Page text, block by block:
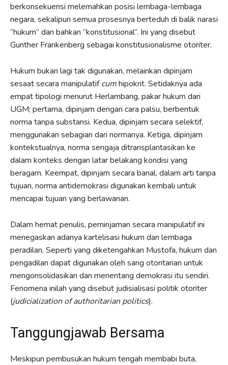
berkonsekuensi melemahkan posisi lembaga-lembaga
negara, sekalipun semua prosesnya berteduh di balik narasi
“hukum” dan bahkan “konstitusional”. Ini yang disebut
Gunther Frankenberg sebagai konstitusionalisme otoriter.
Hukum bukan lagi tak digunakan, melainkan dipinjam
sesaat secara manipulatifcumhipokrit. Setidaknya ada
empat tipologi menurut Herlambang, pakar hukum dari
UGM; pertama, dipinjam dengan cara palsu, berbentuk
norma tanpa substansi. Kedua, dipinjam secara selektif,
menggunakan sebagian dari normanya. Ketiga, dipinjam
kontekstualnya, norma sengaja ditransplantasikan ke
dalam konteks dengan latar belakang kondisi yang
beragam. Keempat, dipinjam secara banal, dalam arti tanpa
tujuan, norma antidemokrasi digunakan kembali untuk
mencapai tujuan yang berlawanan.
Dalam hemat penulis, peminjaman secara manipulatif ini
menegaskan adanya kartelisasi hukum dan lembaga
peradilan. Seperti yang diketengahkan Mustofa, hukum dan
pengadilan dapat digunakan oleh sang otoritarian untuk
mengonsolidasikan dan menentang demokrasi itu sendiri.
Fenomena inilah yang disebut judisialisasi politik otoriter
(judicialization of authoritarian politics).
Tanggungjawab Bersama
Meskipun pembusukan hukum tengah membabi buta,